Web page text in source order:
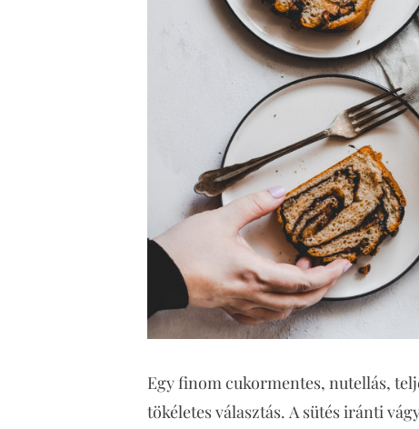
Egy finom cukormentes, nutellás,
tökéletes választás. A sütés iránti